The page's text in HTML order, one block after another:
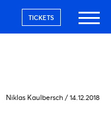
TICKETS
Niklas Kaulbersch / 14.12.2018